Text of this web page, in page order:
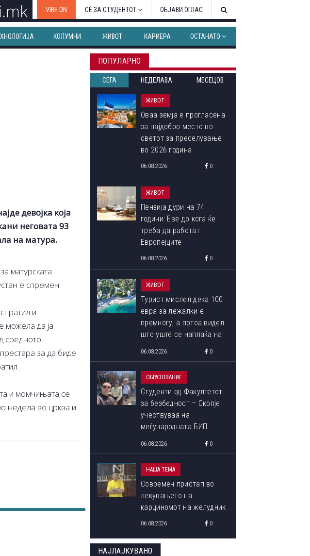
VIBE ON СЀ ЗА СТУДЕНТОТ ОБЈАВИ ОГЛАС
КОЛУМНИ ЖИВОТ КАРИЕРА ОСТАНАТО
девојка која
неговата 93
на матура.
матурската
е спремен.
и
можела да ја
средното
за да биде
и момчињата се
недела во црква и
ПОПУЛАРНО
СЕГА НЕДЕЛАВА МЕСЕЦОВ
ЖИВОТ
Оваа земја е прогласена
за најдобро место во
светот за преселување
во 2026 година
06.08.2026 0
ЖИВОТ
Пензија дури на 74
години: Еве до кога ќе
треба да работат
Европејците
06.08.2026 0
ЖИВОТ
Турист мислел дека 100
евра за лежалки е
премногу, а потоа видел
што уште се наплаќа на
06.08.2026 0
ОБРАЗОВАНИЕ
Студенти од Факултетот
за безбедност – Скопје
учествуваа на
меѓународната БИП
06.08.2026 0
НАША ТЕМА
Современ пристап во
лекувањето на
карциномот на желудник
06.08.2026 0
НАЈЛАЈКУВАНО